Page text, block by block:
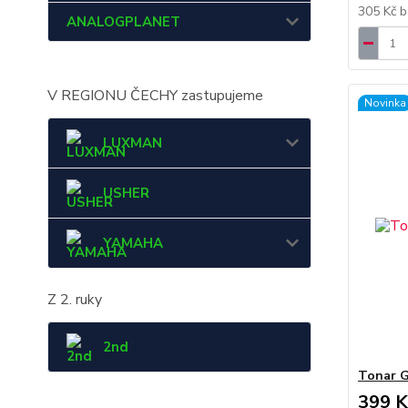
ANALOGPLANET
V REGIONU ČECHY zastupujeme
LUXMAN
USHER
YAMAHA
Z 2. ruky
2nd
305 Kč
Novinka
Tonar
399